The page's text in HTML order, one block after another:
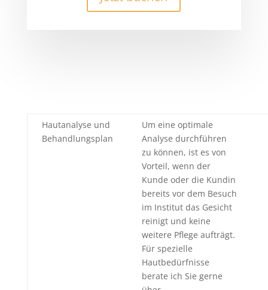
Hautanalyse und
Behandlungsplan
Um eine optimale
Analyse durchführen
zu können, ist es von
Vorteil, wenn der
Kunde oder die Kundin
bereits vor dem Besuch
im Institut das Gesicht
reinigt und keine
weitere Pflege aufträgt.
Für spezielle
Hautbedürfnisse
berate ich Sie gerne